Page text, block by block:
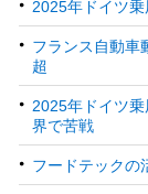
2025年ドイツ
フランス自動車
超
2025年ドイツ
界で苦戦
フードテックの